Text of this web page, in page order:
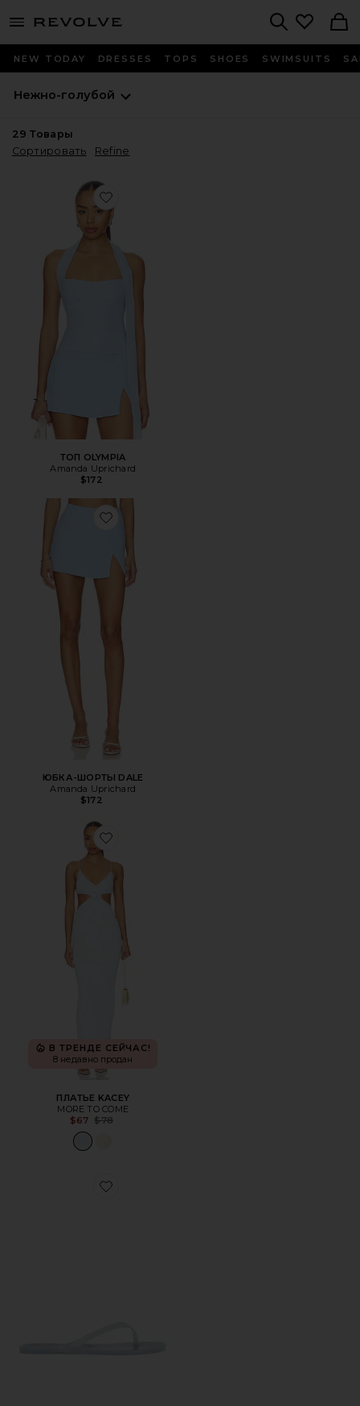
menu - shows more content
NEW TODAY DRESSES TOPS SHOES SWIMSUITS
Нежно-голубой
29 Товары
Сортировать
Refine
Favorite ТОП OLYMPIA
ТОП OLYMPIA
Amanda Uprichard
$172
Favorite ЮБКА-ШОРТЫ DALE
ЮБКА-ШОРТЫ DALE
Amanda Uprichard
$172
Favorite ПЛАТЬЕ KACEY
В ТРЕНДЕ СЕЙЧАС!
8 недавно продан
ПЛАТЬЕ KACEY
MORE TO COME
$67 Previous price:
$78
Favorite ВЬЕТНАМКИ CRYSTAL